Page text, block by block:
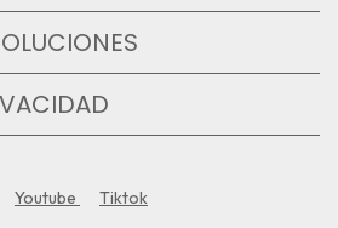
Youtube Tiktok